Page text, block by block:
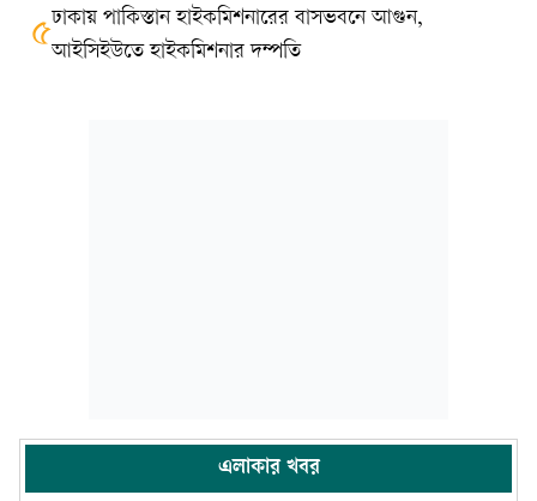
৫ঢাকায় পাকিস্তান হাইকমিশনারের বাসভবনে আগুন,
আইসিইউতে হাইকমিশনার দম্পতি
এলাকার খবর